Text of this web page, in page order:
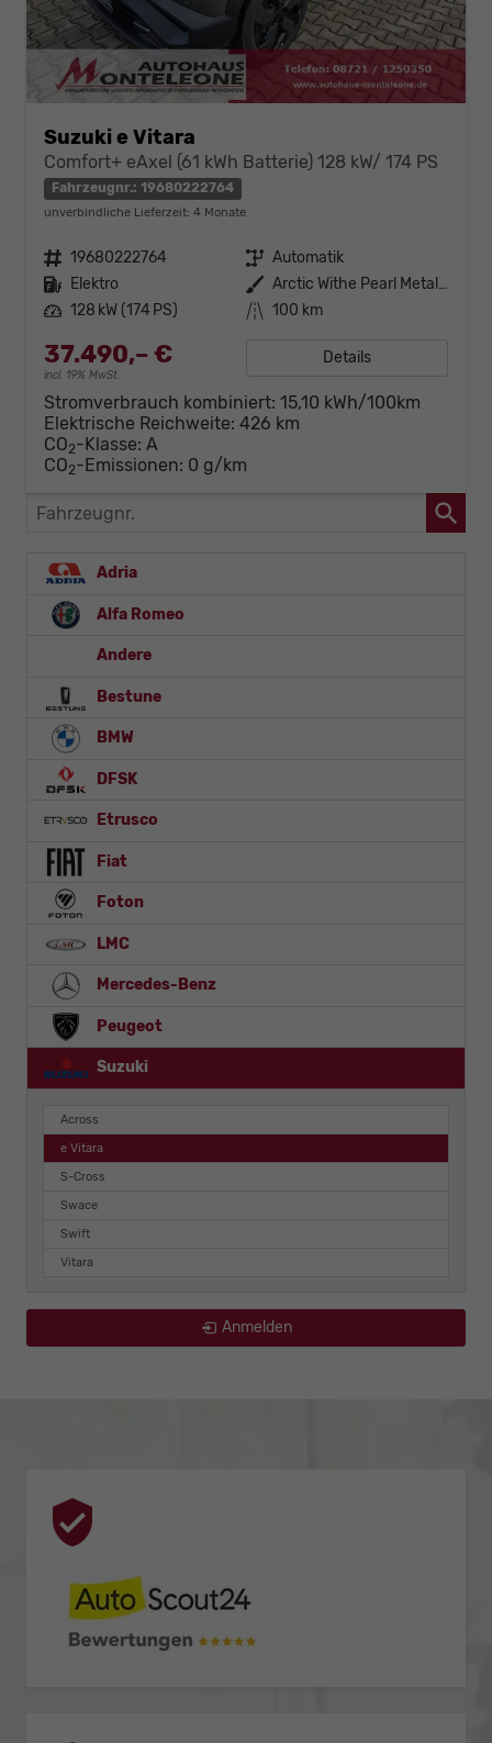
Suzuki e Vitara
Comfort+ eAxel (61 kWh Batterie) 128 kW/ 174 PS
Fahrzeugnr.: 19680222764
unverbindliche Lieferzeit: 4 Monate
Fahrzeugnr. 19680222764 Getriebe Automatik
Kraftstoff Elektro Außenfarbe
Arctic Withe Pearl Metallic
Leistung 128 kW (174 PS) Kilometerstand 100 km
37.490,– €
incl. 19% MwSt.
Details
Stromverbrauch kombiniert: 15,10 kWh/100km
Elektrische Reichweite: 426 km
CO2-Klasse: A
CO2-Emissionen: 0 g/km
Fahrzeugnr.
Adria
Alfa Romeo
Andere
Bestune
BMW
DFSK
Etrusco
Fiat
Foton
LMC
Mercedes-Benz
Peugeot
Suzuki
Across
e Vitara
S-Cross
Swace
Swift
Vitara
Anmelden